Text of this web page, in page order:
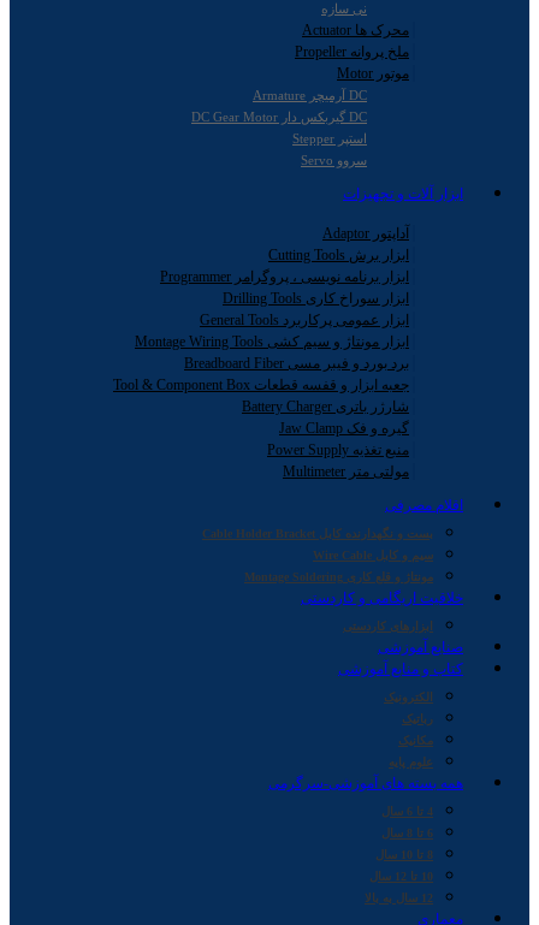
نی سازه
محرک ها Actuator
ملخ پروانه Propeller
موتور Motor
DC آرمیچر Armature
DC گیربکس دار DC Gear Motor
استپر Stepper
سروو Servo
ابزار آلات و تجهیزات
آداپتور Adaptor
ابزار برش Cutting Tools
ابزار برنامه نویسی ، پروگرامر Programmer
ابزار سوراخ کاری Drilling Tools
ابزار عمومی پرکاربرد General Tools
ابزار مونتاژ و سیم کشی Montage Wiring Tools
برد بورد و فیبر مسی Breadboard Fiber
جعبه ابزار و قفسه قطعات Tool & Component Box
شارژر باتری Battery Charger
گیره و فک Jaw Clamp
منبع تغذیه Power Supply
مولتی متر Multimeter
اقلام مصرفی
بست و نگهدارنده کابل Cable Holder Bracket
سیم و کابل Wire Cable
مونتاژ و قلع کاری Montage Soldering
خلاقیت اریگامی و کاردستی
ابزارهای کاردستی
صنایع آموزشی
کتاب و منابع آموزشی
الکترونیک
رباتیک
مکانیک
علوم پایه
همه بسته های آموزشی-سرگرمی
4 تا 6 سال
6 تا 8 سال
8 تا 10 سال
10 تا 12 سال
12 سال به بالا
معماری